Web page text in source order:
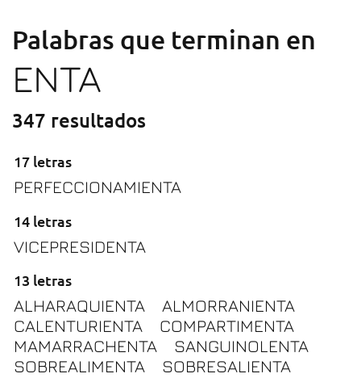
Palabras que terminan en
ENTA
347 resultados
17 letras
PERFECCIONAMIENTA
14 letras
VICEPRESIDENTA
13 letras
ALHARAQUIENTA
ALMORRANIENTA
CALENTURIENTA
COMPARTIMENTA
MAMARRACHENTA
SANGUINOLENTA
SOBREALIMENTA
SOBRESALIENTA